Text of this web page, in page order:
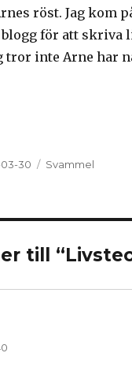
röst. Jag kom
blogg för att skriva
tror inte Arne har
30 Kategorier
Svammel
till